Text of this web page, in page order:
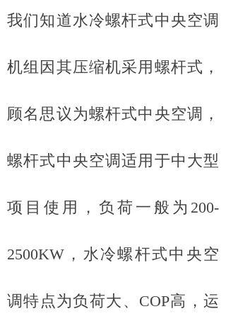
我们知道水冷螺杆式中央空调
机组因其压缩机采用螺杆式，
顾名思议为螺杆式中央空调，
螺杆式中央空调适用于中大型
项目使用，负荷一般为200-
2500KW，水冷螺杆式中央空
调特点为负荷大、COP高，运